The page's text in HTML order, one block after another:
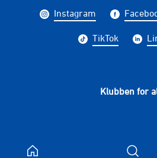
Instagram
TikTok
Klubben for